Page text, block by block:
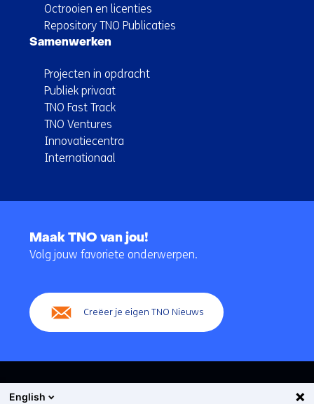
Octrooien en licenties
Repository TNO Publicaties
Samenwerken
Projecten in opdracht
Publiek privaat
TNO Fast Track
TNO Ventures
Innovatiecentra
Internationaal
navigatie
Maak TNO van jou!
Volg jouw favoriete onderwerpen.
Creëer je eigen TNO Nieuws
English